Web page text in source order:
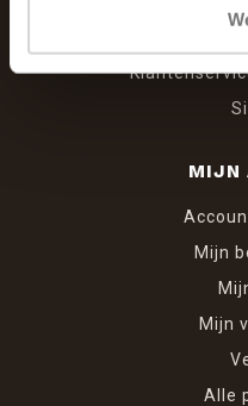
MIJN
Mijn
Mijn
Alle